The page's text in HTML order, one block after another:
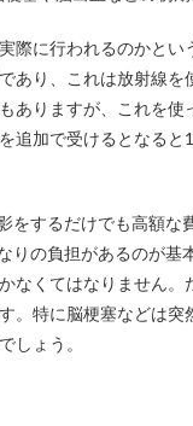
際に行われるのかと
あり、これは放射線
ありますが、これを
追加で受けるとなる
をするだけでも高額な
りの負担があるのが基
なくてはなりません
。特に脳梗塞などは
しょう。